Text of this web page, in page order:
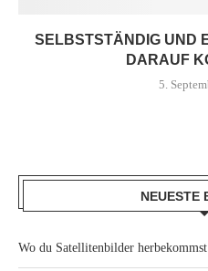
SELBSTSTÄNDIG UND
DARAUF
5.
NEUESTE
Wo du Satellitenbilder